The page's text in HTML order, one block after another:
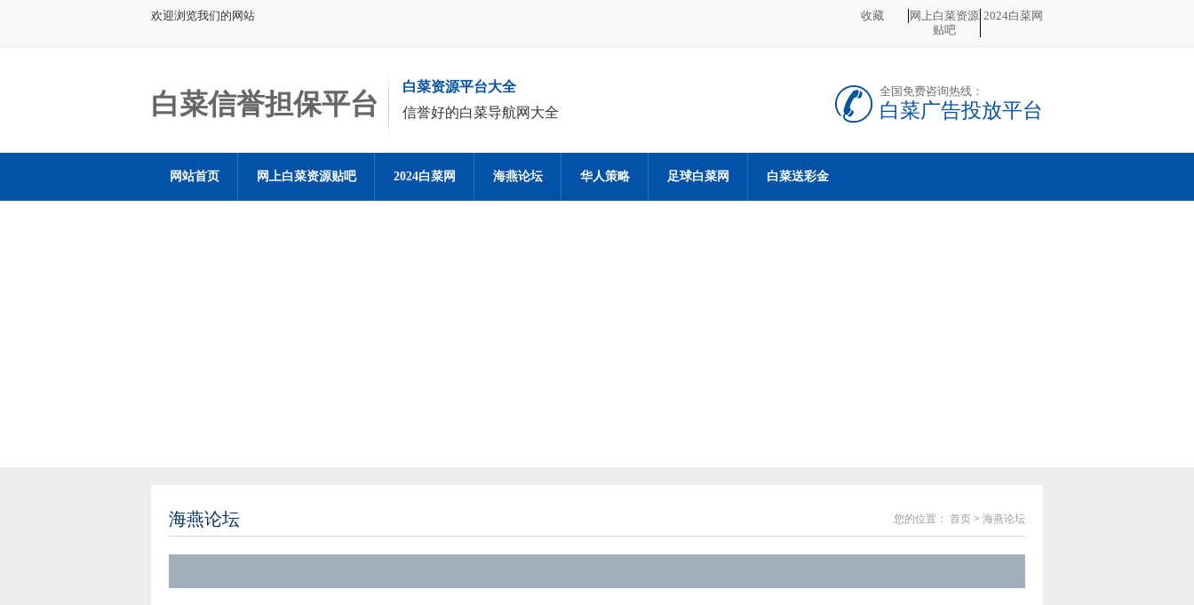
欢迎浏览我们的网站 收藏
网上白菜资源
贴吧
2024白菜网
白菜信誉担保平台
白菜资源平台大全
信誉好的白菜导航网大全
全国免费咨询热线：
白菜广告投放平台
网站首页 网上白菜资源贴吧 2024白菜网 海燕论坛 华人策略 足球白菜网 白菜送彩金
海燕论坛 您的位置： 首页 > 海燕论坛